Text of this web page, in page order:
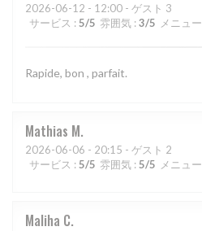
2026-06-12 - 12:00 - ゲスト 3
サービス : 5/5 雰囲気 : 3/5 メニュー
Rapide, bon , parfait.
Mathias M
2026-06-06 - 20:15 - ゲスト 2
サービス : 5/5 雰囲気 : 5/5 メニュー
Maliha C